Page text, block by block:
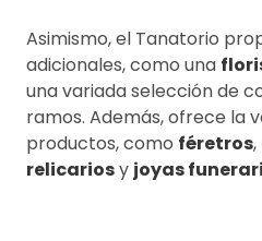
Asimismo, el Tanatorio
adicionales, como una
una variada selección de
ramos. Además, ofrece la
productos, como féretros,
relicariosy joyas